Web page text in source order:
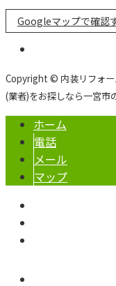
Googleマップで確認
Copyright © 内装リフォー
(業者)をお探しなら一宮
ホーム
電話
メール
マップ